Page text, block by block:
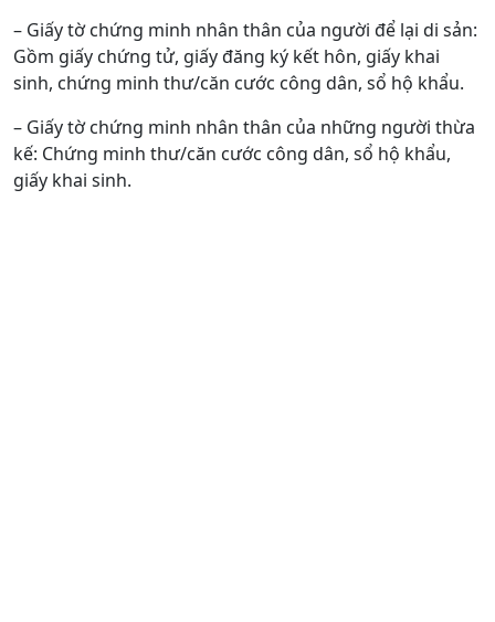
– Giấy tờ chứng minh nhân thân của người để lại di sản:
Gồm giấy chứng tử, giấy đăng ký kết hôn, giấy khai
sinh, chứng minh thư/căn cước công dân, sổ hộ khẩu.
– Giấy tờ chứng minh nhân thân của những người thừa
kế: Chứng minh thư/căn cước công dân, sổ hộ khẩu,
giấy khai sinh.